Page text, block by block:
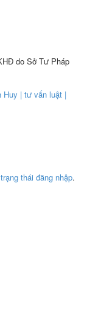
do Sở Tư Pháp
Huy | tư vấn luật |
thái đăng nhập.